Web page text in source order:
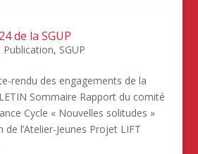
de la SGUP
Publication, SGUP
rendu des engagements de la
Sommaire Rapport du comité
Cycle « Nouvelles solitudes »
l’Atelier-Jeunes Projet LIFT